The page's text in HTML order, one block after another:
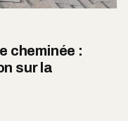
cheminée :
sur la